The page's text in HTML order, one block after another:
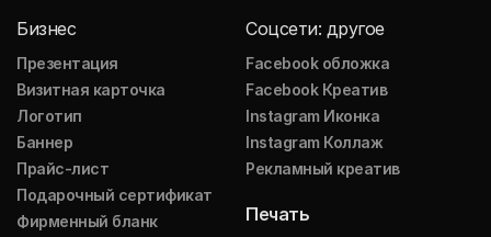
Бизнес
Презентация
Визитная карточка
Логотип
Баннер
Прайс-лист
Подарочный сертификат
Фирменный бланк
Соцсети: другое
Facebook обложка
Facebook Креатив
Instagram Иконка
Instagram Коллаж
Рекламный креатив
Печать